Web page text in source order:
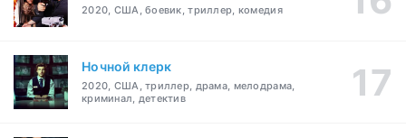
2020, США, боевик, триллер, комедия
Ночной клерк
2020, США, триллер, драма, мелодрама,
криминал, детектив